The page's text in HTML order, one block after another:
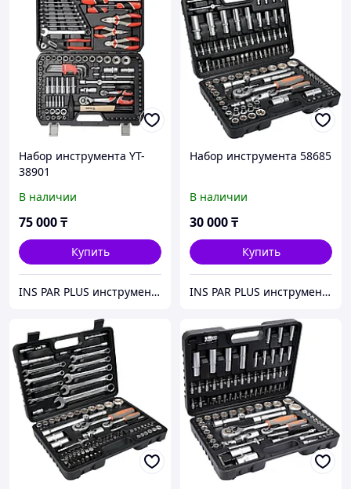
Набор инструмента YT-
38901
В наличии
75 000₸
Купить
INS PAR PLUS инструмент профессиональный
Набор инструмента 58685
В наличии
30 000₸
Купить
INS PAR PLUS инструмент профессиональный